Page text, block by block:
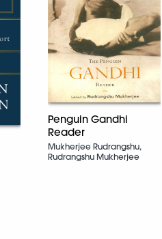
Penguin Gandhi
Reader
Mukherjee Rudrangshu,
Rudrangshu Mukherjee